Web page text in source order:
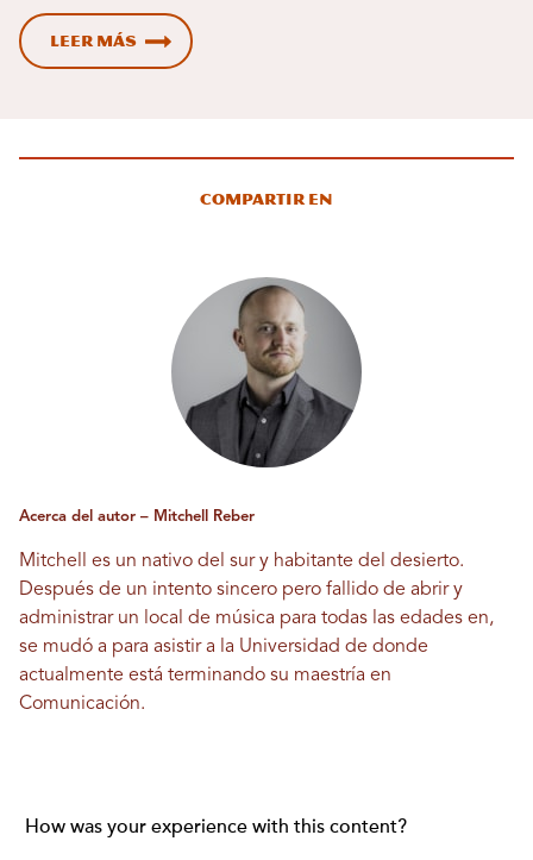
LEER MÁS
Compartir en
Acerca del autor – Mitchell Reber
Mitchell es un nativo del sur y habitante del desierto.
Después de un intento sincero pero fallido de abrir y
administrar un local de música para todas las edades en,
se mudó a para asistir a la Universidad de donde
actualmente está terminando su maestría en
Comunicación.